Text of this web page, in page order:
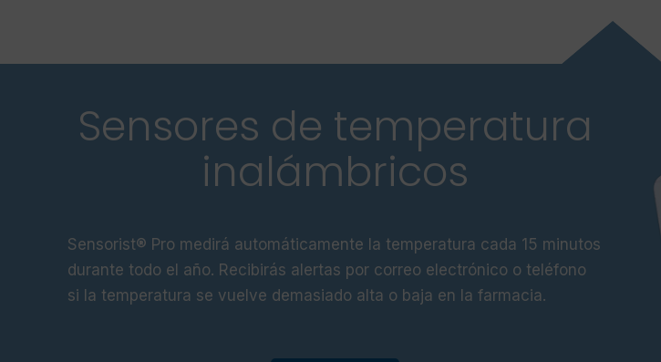
Sensores de temperatura
inalámbricos
Sensorist® Pro medirá automáticamente la temperatura cada 15 minutos
durante todo el año. Recibirás alertas por correo electrónico o teléfono
si la temperatura se vuelve demasiado alta o baja en la farmacia.